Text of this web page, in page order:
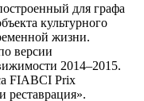
для графа
культурного
жизни.
версии
2014–2015.
FIABCI Prix
реставрация».